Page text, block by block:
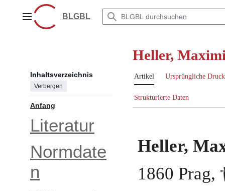
springenHauptmenüBLGBL
Inhaltsverzeichnis
Verbergen
Anfang
Literatur
Normdate
n
Heller,
Artikel Ursprüngliche
Strukturierte Daten
Heller,
1860 Prag,